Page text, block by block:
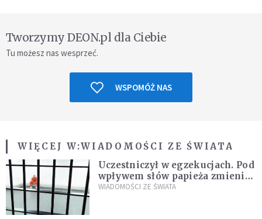
Tworzymy DEON.pl dla Ciebie
Tu możesz nas wesprzeć.
WSPOMÓŻ NAS
WIĘCEJ W:WIADOMOŚCI ZE ŚWIATA
Uczestniczył w egzekucjach. Pod
wpływem słów papieża zmienił
zdanie
WIADOMOŚCI ZE ŚWIATA